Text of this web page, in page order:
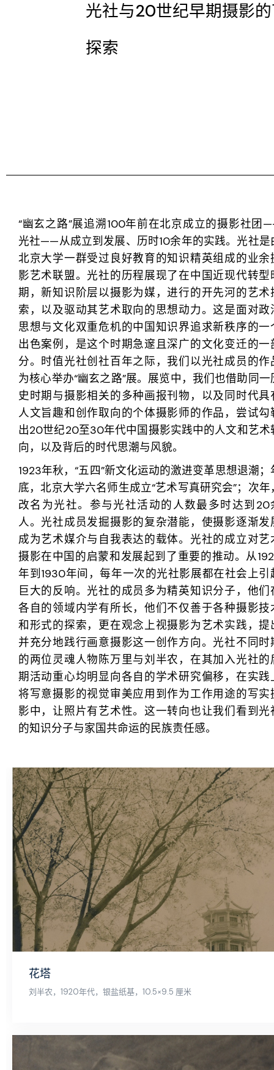
光社与20世纪早期摄影
探索
“幽玄之路”展追溯100年前在北京成立的摄影社团
光社——从成立到发展、历时10余年的实践。 光社是
北京大学一群受过良好教育的知识精英组成的业余
影艺术联盟。 光社的历程展现了在中国近现代转型
期，新知识阶层以摄影为媒，进行的开先河的艺术
索，以及驱动其艺术取向的思想动力。这是面对政
思想与文化双重危机的中国知识界追求新秩序的一
出色案例，是这个时期急邃且深广的文化变迁的一
分。时值光社创社百年之际，我们以光社成员的作
为核心举办“幽玄之路”展。展览中，我们也借助同一
史时期与摄影相关的多种画报刊物，以及同时代具
人文旨趣和创作取向的个体摄影师的作品，尝试勾
出20世纪20至30年代中国摄影实践中的人文和艺术
向，以及背后的时代思潮与风貌。
1923年秋，“五四”新文化运动的激进变革思想退潮；
底，北京大学六名师生成立“艺术写真研究会”；次年
改名为光社。参与光社活动的人数最多时达到20
人。光社成员发掘摄影的复杂潜能，使摄影逐渐发
成为艺术媒介与自我表达的载体。光社的成立对艺
摄影在中国的启蒙和发展起到了重要的推动。从
年到1930年间，每年一次的光社影展都在社会上引
巨大的反响。光社的成员多为精英知识分子，他们
各自的领域内学有所长，他们不仅善于各种摄影技
和形式的探索，更在观念上视摄影为艺术实践，提
并充分地践行画意摄影这一创作方向。光社不同时
的两位灵魂人物陈万里与刘半农，在其加入光社的
期活动重心均明显向各自的学术研究偏移，在实践
将写意摄影的视觉审美应用到作为工作用途的写实
影中，让照片有艺术性。这一转向也让我们看到光
的知识分子与家国共命运的民族责任感。
花塔
刘半农，1920年代，银盐纸基，10.5×9.5 厘米